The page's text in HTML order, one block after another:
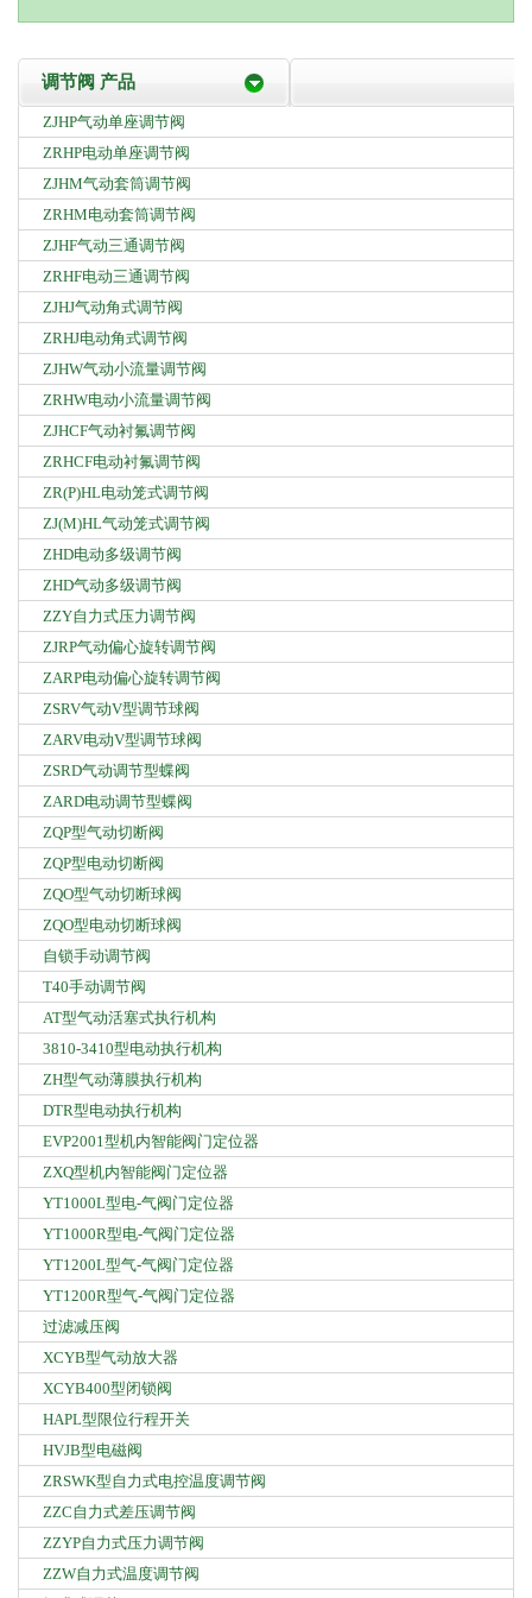
调节阀 产品
ZJHP气动单座调节阀
ZRHP电动单座调节阀
ZJHM气动套筒调节阀
ZRHM电动套筒调节阀
ZJHF气动三通调节阀
ZRHF电动三通调节阀
ZJHJ气动角式调节阀
ZRHJ电动角式调节阀
ZJHW气动小流量调节阀
ZRHW电动小流量调节阀
ZJHCF气动衬氟调节阀
ZRHCF电动衬氟调节阀
ZR(P)HL电动笼式调节阀
ZJ(M)HL气动笼式调节阀
ZHD电动多级调节阀
ZHD气动多级调节阀
ZZY自力式压力调节阀
ZJRP气动偏心旋转调节阀
ZARP电动偏心旋转调节阀
ZSRV气动V型调节球阀
ZARV电动V型调节球阀
ZSRD气动调节型蝶阀
ZARD电动调节型蝶阀
ZQP型气动切断阀
ZQP型电动切断阀
ZQO型气动切断球阀
ZQO型电动切断球阀
自锁手动调节阀
T40手动调节阀
AT型气动活塞式执行机构
3810-3410型电动执行机构
ZH型气动薄膜执行机构
DTR型电动执行机构
EVP2001型机内智能阀门定位器
ZXQ型机内智能阀门定位器
YT1000L型电-气阀门定位器
YT1000R型电-气阀门定位器
YT1200L型气-气阀门定位器
YT1200R型气-气阀门定位器
过滤减压阀
XCYB型气动放大器
XCYB400型闭锁阀
HAPL型限位行程开关
HVJB型电磁阀
ZRSWK型自力式电控温度调节阀
ZZC自力式差压调节阀
ZZYP自力式压力调节阀
ZZW自力式温度调节阀